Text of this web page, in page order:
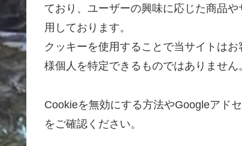
ており、ユーザーの興味に応じた商品
用しております。
クッキーを使用することで当サイトは
様個人を特定できるものではありません
Cookieを無効にする方法やGoogleアド
をご確認ください。